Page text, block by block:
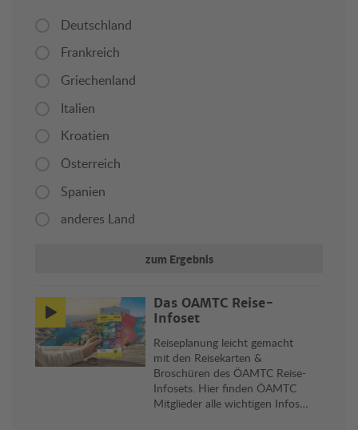
Deutschland
Frankreich
Griechenland
Italien
Kroatien
Österreich
Spanien
anderes Land
zum Ergebnis
Das ÖAMTC Reise-
Infoset
Reiseplanung leicht gemacht
mit den Reisekarten &
Broschüren des ÖAMTC Reise-
Infosets. Hier finden ÖAMTC
Mitglieder alle wichtigen Infos